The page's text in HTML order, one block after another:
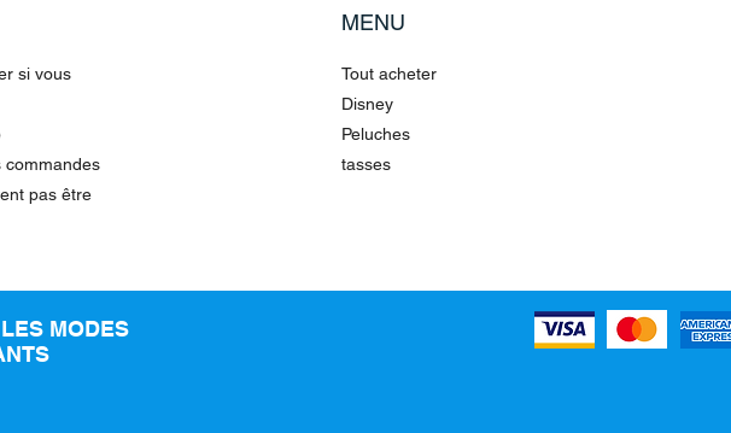
si vous
commandes
pas être
MENU
Tout acheter
Disney
Peluches
tasses
MODES